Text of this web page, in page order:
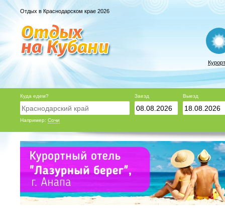
Отдых в Краснодарском крае 2026
Куда едем?
Например: Сочи
Заезд Выезд